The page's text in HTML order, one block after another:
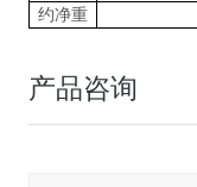
约净重
产品咨询